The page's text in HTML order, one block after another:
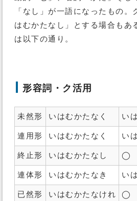
「なし」が一語になったもの。
はむかたなし」とする場合もあ
は以下の通り。
形容詞・ク活用
未然形 いはむかたなく い
連用形 いはむかたなく い
終止形 いはむかたなし ◯
連体形 いはむかたなき い
已然形 いはむかたなけれ ◯